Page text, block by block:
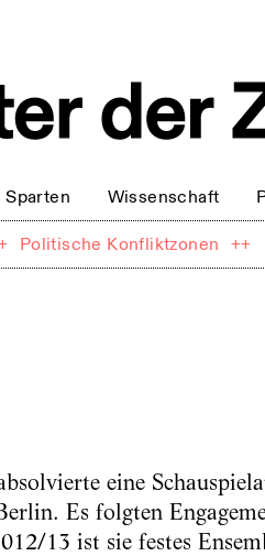
Sparten Wissenschaft
Politische Konfliktzonen ++
eine
Es folgten
13 ist sie festes